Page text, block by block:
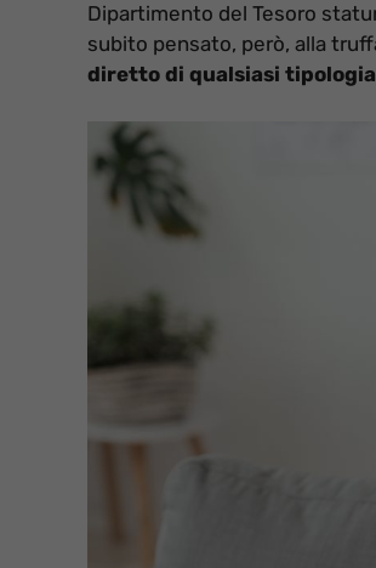
Dipartimento del Tesoro
subito pensato, però, alla
diretto di qualsiasi